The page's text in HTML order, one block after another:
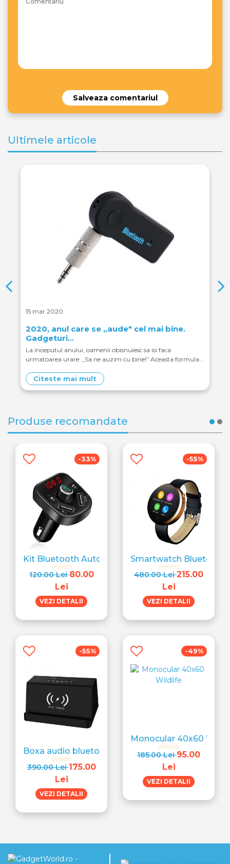
Salveaza comentariul
Ultimele articole
15 mar 2020
2020, anul care se „aude" cel mai bine.
Gadgeturi…
La inceputul anului, oamenii obisnuiesc sa isi faca
urmatoarea urare: „Sa ne auzim cu bine!” Aceasta formula…
Citeste mai mult
Produse recomandate
-33%
Kit Bluetooth Auto Fm
120.00 Lei80.00
Lei
VEZI DETALII
-55%
Smartwatch Bluetooth
480.00 Lei215.00
Lei
VEZI DETALII
-55%
Boxa audio bluetooth 4.0…
390.00 Lei175.00
Lei
VEZI DETALII
-49%
Monocular 40x60
185.00 Lei95.00
Lei
VEZI DETALII